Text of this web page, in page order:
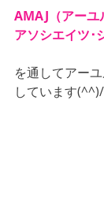
AMAJ（アーユ
アソシエイツ･
を通してアー
しています(^^)/